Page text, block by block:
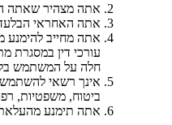
אתה מצהיר שאתה
אתה האחראי
אתה מחייב להימנע
עורכי דין במסגרת
חלה על המשתמש
אינך רשאי להשתמש
ביטוח, משפטיות,
אתה תימנע מהעלאת